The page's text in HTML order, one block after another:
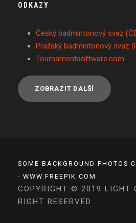
ODKAZY
Český badmintonový svaz
Pražský badmintonový svaz
Tournamentsoftware.com
ZOBRAZIT DALŠÍ
SOME BACKGROUND PHOTOS
- WWW.FREEPIK.COM
COPYRIGHT © 2019 LIGHT
RIGHT RESERVED